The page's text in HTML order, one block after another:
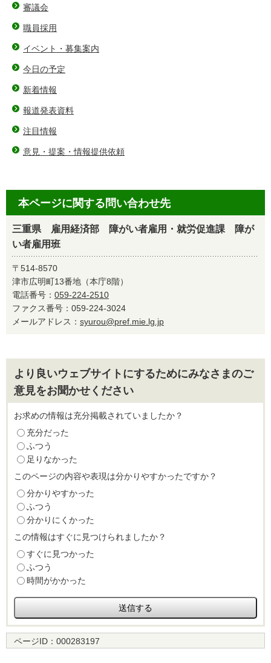
審議会
職員採用
イベント・募集案内
今日の予定
新着情報
報道発表資料
注目情報
意見・提案・情報提供依頼
本ページに関する問い合わせ先
三重県 雇用経済部 障がい者雇用・就労促進課 障が
い者雇用班
〒514-8570
津市広明町13番地（本庁8階）
電話番号： 059-224-2510
ファクス番号：059-224-3024
メールアドレス： syurou@pref.mie.lg.jp
より良いウェブサイトにするためにみなさまのご
意見をお聞かせください
お求めの情報は充分掲載されていましたか？
充分だった
ふつう
足りなかった
このページの内容や表現は分かりやすかったですか？
分かりやすかった
ふつう
分かりにくかった
この情報はすぐに見つけられましたか？
すぐに見つかった
ふつう
時間がかかった
ページID： 000283197